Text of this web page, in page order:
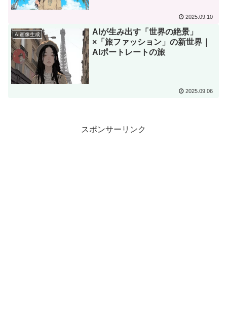
2025.09.10
AI画像生成
AIが生み出す「世界の絶景」
×「旅ファッション」の新世界｜
AIポートレートの旅
2025.09.06
スポンサーリンク